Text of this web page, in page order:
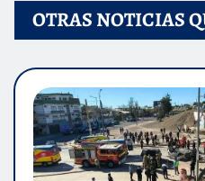
OTRAS NOTICIAS